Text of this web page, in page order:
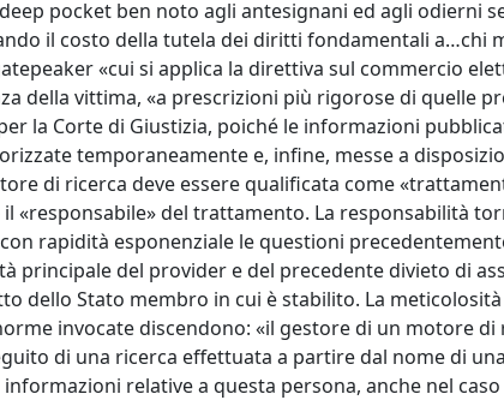
pocket ben noto agli antesignani ed agli odierni
il costo della tutela dei diritti fondamentali a…chi
«cui si applica la direttiva sul commercio
della vittima, «a prescrizioni più rigorose di quelle
la Corte di Giustizia, poiché le informazioni
temporaneamente e, infine, messe a
di ricerca deve essere qualificata come
«responsabile» del trattamento. La responsabilità
rapidità esponenziale le questioni
principale del provider e del precedente divieto di
dello Stato membro in cui è stabilito. La meticolosità
invocate discendono: «il gestore di un motore di
di una ricerca effettuata a partire dal nome di
relative a questa persona, anche nel